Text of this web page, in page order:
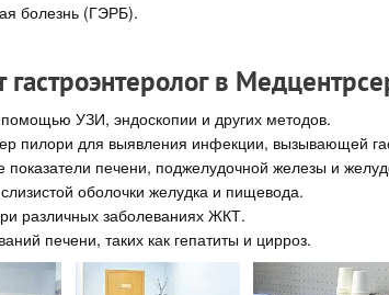
болезнь (ГЭРБ).
гастроэнтеролог в
УЗИ, эндоскопии и других методов.
пилори для выявления инфекции, вызывающей
печени, поджелудочной железы и
оболочки желудка и пищевода.
различных заболеваниях ЖКТ.
печени, таких как гепатиты и цирроз.